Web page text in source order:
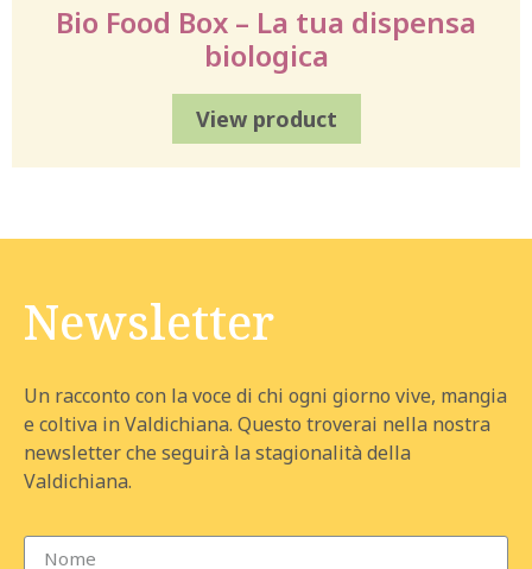
Bio Food Box – La tua dispensa
biologica
View product
Newsletter
Un racconto con la voce di chi ogni giorno vive, mangia
e coltiva in Valdichiana. Questo troverai nella nostra
newsletter che seguirà la stagionalità della
Valdichiana.